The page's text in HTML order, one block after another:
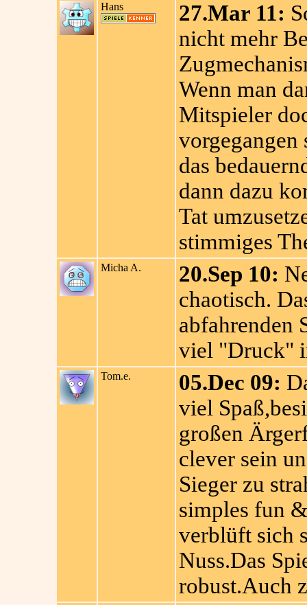
Hans 27.Mar 11:
nicht mehr
Wenn man
Mitspieler
vorgegangen
das
dann dazu
Tat
stimmiges
Micha A. 20.Sep 10:
chaotisch.
abfahrenden
viel "Druck"
Tom.e. 05.Dec 09:
viel
großen
clever sein
Sieger zu
simples fun
verblüft sich
Nuss.Das
robust.Auch